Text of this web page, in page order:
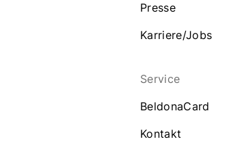
Presse
Karriere/Jobs
Service
BeldonaCard
Kontakt